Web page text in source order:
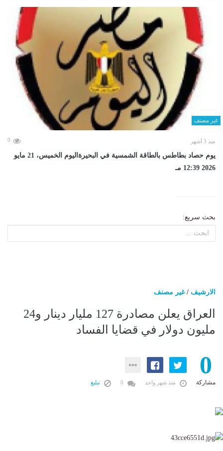
غير مصنف
منذ 3 أشهر 0
يوم حصاد بطاطس بالطاقة الشمسية في البحيرةاليوم الخميس، 21 مايو
2026 12:39 مـ
بحث سريع:
الارشيف /غير مصنف
العراق يعلن مصادرة 127 مليار دينار و24
مليون دولار في قضايا الفساد
0
مشاركة منذ شهر واحد تبليغ